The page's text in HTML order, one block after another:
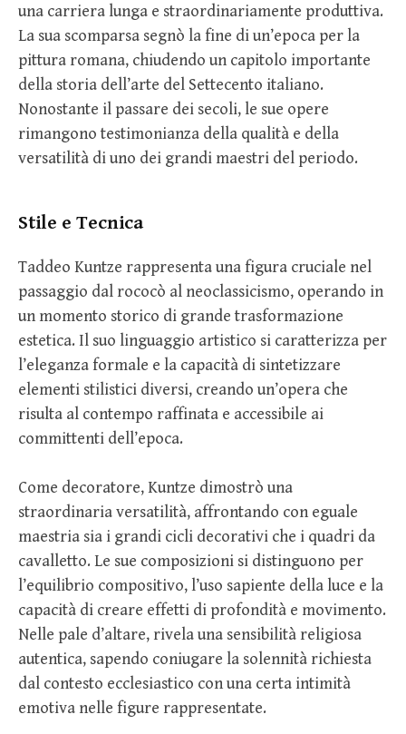
una carriera lunga e straordinariamente produttiva.
La sua scomparsa segnò la fine di un’epoca per la
pittura romana, chiudendo un capitolo importante
della storia dell’arte del Settecento italiano.
Nonostante il passare dei secoli, le sue opere
rimangono testimonianza della qualità e della
versatilità di uno dei grandi maestri del periodo.
Stile e Tecnica
Taddeo Kuntze rappresenta una figura cruciale nel
passaggio dal rococò al neoclassicismo, operando in
un momento storico di grande trasformazione
estetica. Il suo linguaggio artistico si caratterizza per
l’eleganza formale e la capacità di sintetizzare
elementi stilistici diversi, creando un’opera che
risulta al contempo raffinata e accessibile ai
committenti dell’epoca.
Come decoratore, Kuntze dimostrò una
straordinaria versatilità, affrontando con eguale
maestria sia i grandi cicli decorativi che i quadri da
cavalletto. Le sue composizioni si distinguono per
l’equilibrio compositivo, l’uso sapiente della luce e la
capacità di creare effetti di profondità e movimento.
Nelle pale d’altare, rivela una sensibilità religiosa
autentica, sapendo coniugare la solennità richiesta
dal contesto ecclesiastico con una certa intimità
emotiva nelle figure rappresentate.